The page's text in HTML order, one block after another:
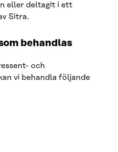
eller deltagit i ett
Sitra.
behandlas
och
vi behandla följande